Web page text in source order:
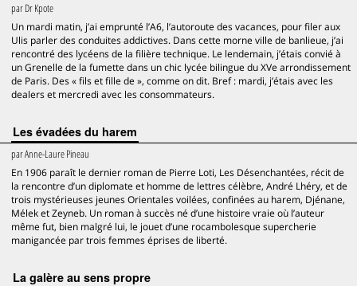
parDr Kpote
Un mardi matin, j’ai emprunté l’A6, l’autoroute des vacances, pour filer aux
Ulis parler des conduites addictives. Dans cette morne ville de banlieue, j’ai
rencontré des lycéens de la filière technique. Le lendemain, j’étais convié à
un Grenelle de la fumette dans un chic lycée bilingue du XVe arrondissement
de Paris. Des « fils et fille de », comme on dit. Bref : mardi, j’étais avec les
dealers et mercredi avec les consommateurs.
Les évadées du harem
parAnne-Laure Pineau
En 1906 paraît le dernier roman de Pierre Loti, Les Désenchantées, récit de
la rencontre d’un diplomate et homme de lettres célèbre, André Lhéry, et de
trois mystérieuses jeunes Orientales voilées, confinées au harem, Djénane,
Mélek et Zeyneb. Un roman à succès né d’une histoire vraie où l’auteur
même fut, bien malgré lui, le jouet d’une rocambolesque supercherie
manigancée par trois femmes éprises de liberté.
La galère au sens propre